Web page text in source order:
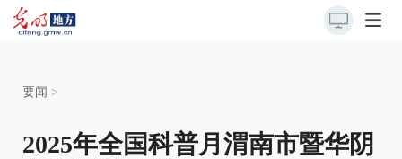
要闻 >
2025年全国科普月渭南市暨华阴